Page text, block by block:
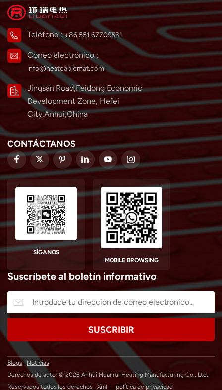
Suscríbete al boletín informativo
Blogs
Noticias
Derechos de autor © 2026 Anhui Huanrui Heating Manufacturing Co., Ltd..
Reservados todos los derechos
Xml política de privacidad
Teléfono :+86 551 67709531
Correo electrónico :
info@heatcablemat.com
Jingsan Road,Feidong Economic
Development Zone, Hefei
City,Anhui,China
CONTÁCTANOS
SÍGANOS
MOBILE BROWSING